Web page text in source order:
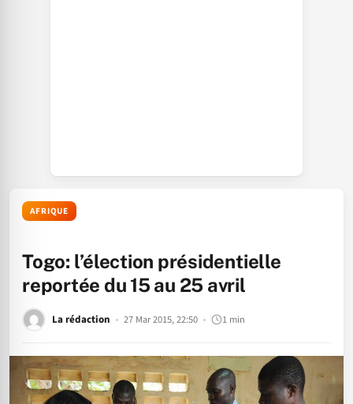
AFRIQUE
Togo: l’élection présidentielle
reportée du 15 au 25 avril
La rédaction 27 Mar 2015, 22:50 1 min